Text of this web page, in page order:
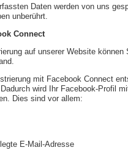
Daten werden von uns
unberührt.
Connect
auf unserer Website
mit Facebook Connect
wird Ihr Facebook-Profil
Dies sind vor allem:
E-Mail-Adresse